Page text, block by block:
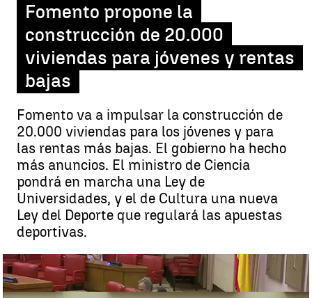
Fomento propone la
construcción de 20.000
viviendas para jóvenes y rentas
bajas
Fomento va a impulsar la construcción de
20.000 viviendas para los jóvenes y para
las rentas más bajas. El gobierno ha hecho
más anuncios. El ministro de Ciencia
pondrá en marcha una Ley de
Universidades, y el de Cultura una nueva
Ley del Deporte que regulará las apuestas
deportivas.
Fomento propone la construcción de 20.000 viviendas para jóvenes
y rentas bajas |
Fomento propone la construcción de 20.000
viviendas para jóvenes y rentas bajas